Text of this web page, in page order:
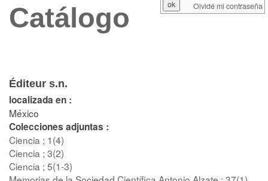
Catálogo
Éditeur s.n.
localizada en :
México
Colecciones adjuntas :
Ciencia ; 1(4)
Ciencia ; 3(2)
Ciencia ; 5(1-3)
Olvidé mi contraseña